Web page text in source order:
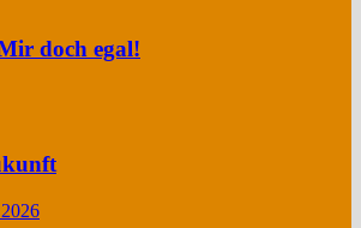
doch egal!